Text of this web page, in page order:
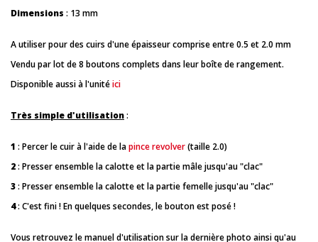
Dimensions : 13 mm
A utiliser pour des cuirs d'une épaisseur comprise entre 0.5 et 2.0 mm
Vendu par lot de 8 boutons complets dans leur boîte de rangement.
Disponible aussi à l'unitéici
Très simple d'utilisation:
1 : Percer le cuir à l'aide de lapince revolver(taille 2.0)
2: Presser ensemble la calotte et la partie mâle jusqu'au "clac"
3: Presser ensemble la calotte et la partie femelle jusqu'au "clac"
4: C'est fini ! En quelques secondes, le bouton est posé !
Vous retrouvez le manuel d'utilisation sur la dernière photo ainsi qu'au